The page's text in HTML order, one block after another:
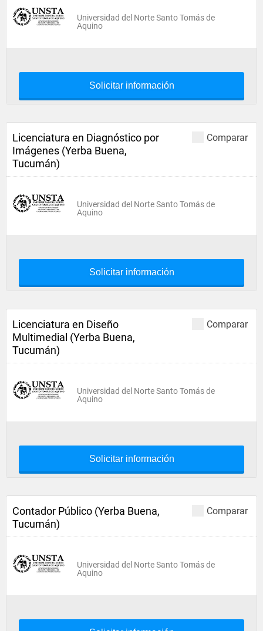
Universidad del Norte Santo Tomás de
Aquino
Solicitar información
Comparar
Licenciatura en Diagnóstico por
Imágenes (Yerba Buena,
Tucumán)
Universidad del Norte Santo Tomás de
Aquino
Solicitar información
Comparar
Licenciatura en Diseño
Multimedial (Yerba Buena,
Tucumán)
Universidad del Norte Santo Tomás de
Aquino
Solicitar información
Comparar
Contador Público (Yerba Buena,
Tucumán)
Universidad del Norte Santo Tomás de
Aquino